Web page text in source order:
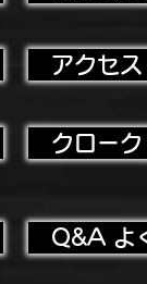
アクセ
クローク
Q&A よ